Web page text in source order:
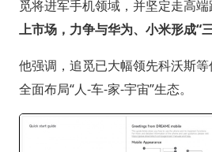
觅将进军手机领域，并坚定走高端
上市场，力争与华为、小米形成“三
他强调，追觅已大幅领先科沃斯
全面布局“人-车-家-宇宙”生态。